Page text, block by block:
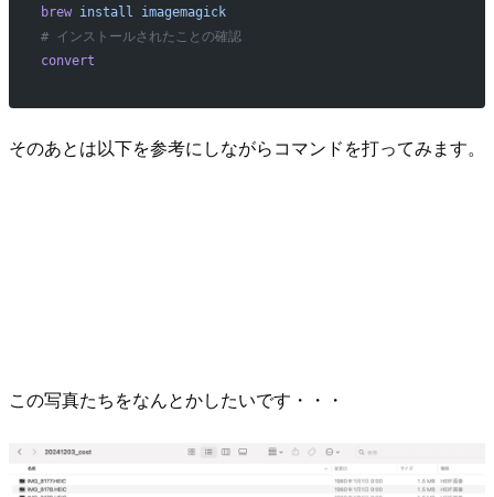
brew install imagemagick
# インストールされたことの確認
convert
そのあとは以下を参考にしながらコマンドを打ってみます。
この写真たちをなんとかしたいです・・・